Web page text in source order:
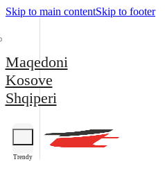
Skip to main contentSkip to footer
Maqedoni
Kosove
Shqiperi
Trendy